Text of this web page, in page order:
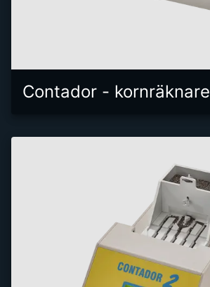
Contador - kornräknare